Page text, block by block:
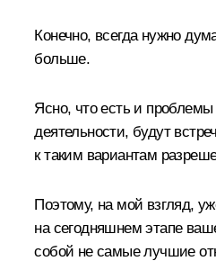
Конечно, всегда нужно
больше.
Ясно, что есть и
деятельности, будут
к таким вариантам
Поэтому, на мой взгляд,
на сегодняшнем этапе
собой не самые лучшие